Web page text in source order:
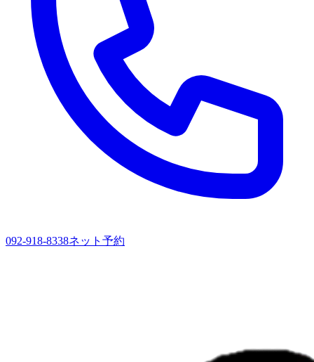
092-918-8338ネット予約